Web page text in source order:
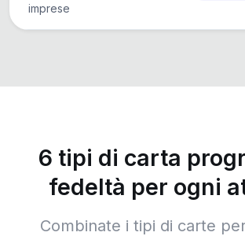
imprese
6 tipi di carta
fedeltà per ogni
Combinate i tipi di carte